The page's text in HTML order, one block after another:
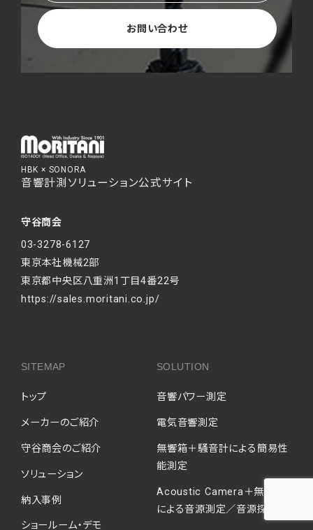
お問い合わせ
HBK × SONORA
音響計測ソリューション公式サイト
守谷商会
03-3278-6127
東京本社機械2部
東京都中央区八重洲1丁目4番22号
https://sales.moritani.co.jp/
SITEMAP
トップ
メーカーのご紹介
守谷商会のご紹介
ソリューション
納入事例
ショールーム・デモ
SOLUTION
音響パワー測定
電気音響測定
無響箱＋騒音計による簡易性
能測定
Acoustic Camera＋無響室
による音源測定／音源探査